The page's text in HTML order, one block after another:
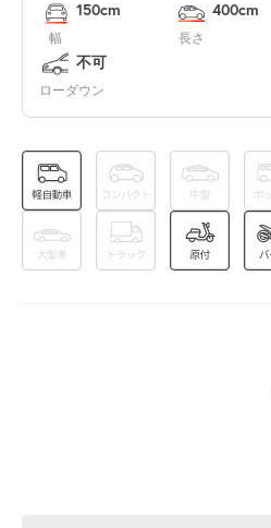
8月18日 (火)
8:30～17:00
¥870
空き1
幅
150cm
長さ
400cm
ローダウン
不可